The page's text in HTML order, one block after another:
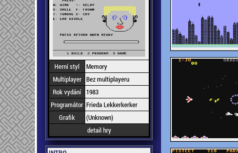
Herní styl
Memory
Multiplayer Bez multiplayeru
Rok vydání
1983
Programátor Frieda Lekkerkerker
Grafik
(Unknown)
detail hry